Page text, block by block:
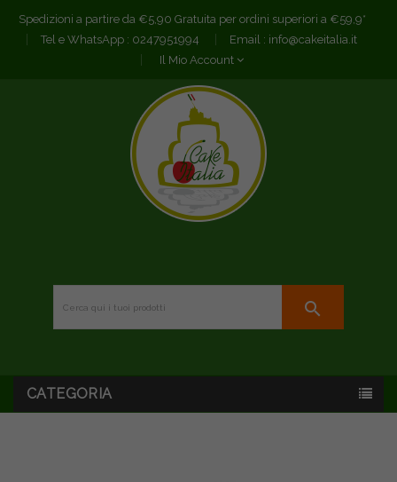
Spedizioni a partire da €5,90 Gratuita per ordini superiori a €59,9*
Tel e WhatsApp : 0247951994 Email : info@cakeitalia.it
Il Mio Account
search
CATEGORIA